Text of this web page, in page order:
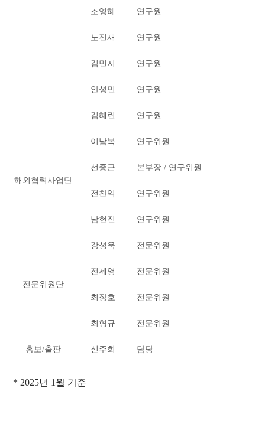
조영혜 연구원
노진재 연구원
김민지 연구원
안성민 연구원
김혜린 연구원
해외협력사업단
이남복 연구위원
선종근 본부장 / 연구위원
전찬익 연구위원
남현진 연구위원
전문위원단
강성욱 전문위원
전제영 전문위원
최장호 전문위원
최형규 전문위원
홍보/출판 신주희 담당
* 2025년 1월 기준